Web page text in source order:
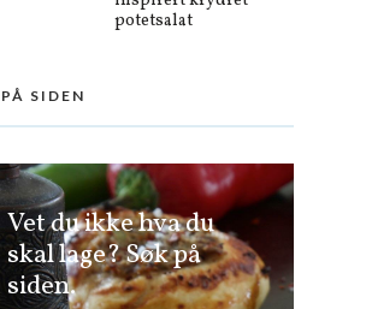
potetsalat
SIDEN
Vet du ikke hva du
skal lage? Søk på
siden.